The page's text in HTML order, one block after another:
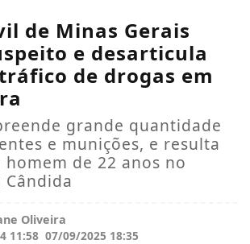
de Minas Gerais
e desarticula
de drogas em
grande quantidade
e munições, e resulta
de 22 anos no
Oliveira
11:58 07/09/2025 18:35